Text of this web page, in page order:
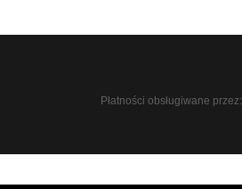
Płatności obsługiwane przez: